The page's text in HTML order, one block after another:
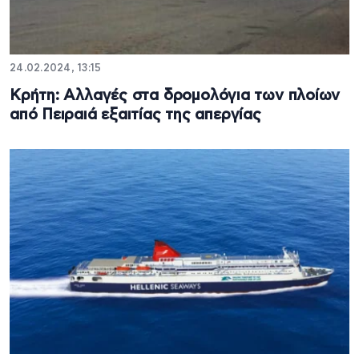
24.02.2024, 13:15
Κρήτη: Αλλαγές στα δρομολόγια των πλοίων
από Πειραιά εξαιτίας της απεργίας